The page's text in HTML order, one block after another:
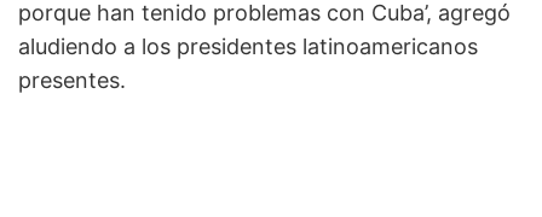
porque han tenido problemas con Cuba’, agregó
aludiendo a los presidentes latinoamericanos
presentes.